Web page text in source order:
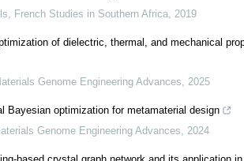
, French Studies in Southern Africa, 2019
of dielectric, thermal, and mechanical
Genome Engineering Advances, 2025
Bayesian optimization for metamaterial design
Genome Engineering Advances, 2024